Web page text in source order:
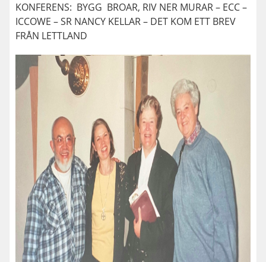
KONFERENS: BYGG BROAR, RIV NER MURAR – ECC –
ICCOWE – SR NANCY KELLAR – DET KOM ETT BREV
FRÅN LETTLAND